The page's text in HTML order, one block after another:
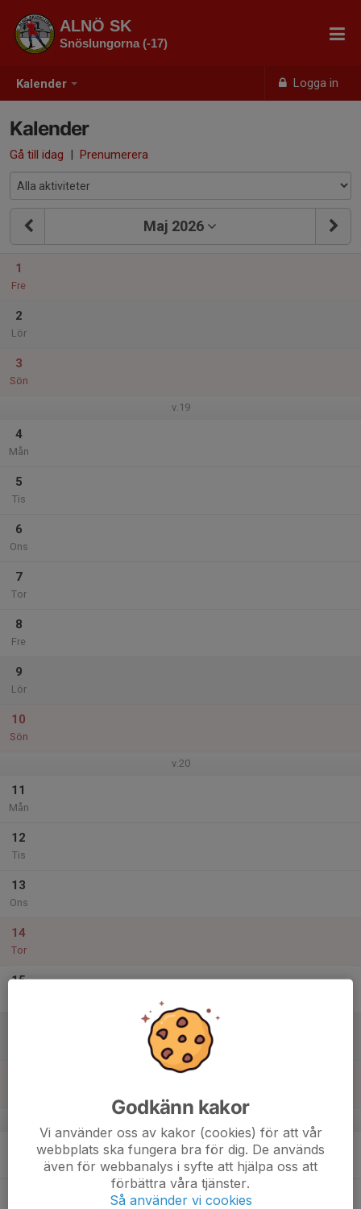
Kalender Logga in
ALNÖ SK
Snöslungorna (-17)
Kalender
Gå till idag | Prenumerera
Maj 2026
1
Fre
2
Lör
3
Sön
v.19
4
Mån
5
Tis
6
Ons
7
Tor
8
Fre
9
Lör
10
Sön
v.20
11
Mån
12
Tis
13
Ons
14
Tor
15
Godkänn kakor
Vi använder oss av kakor (cookies) för att vår
webbplats ska fungera bra för dig. De används
även för webbanalys i syfte att hjälpa oss att
förbättra våra tjänster.
Så använder vi cookies